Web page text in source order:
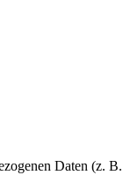
Daten (z.